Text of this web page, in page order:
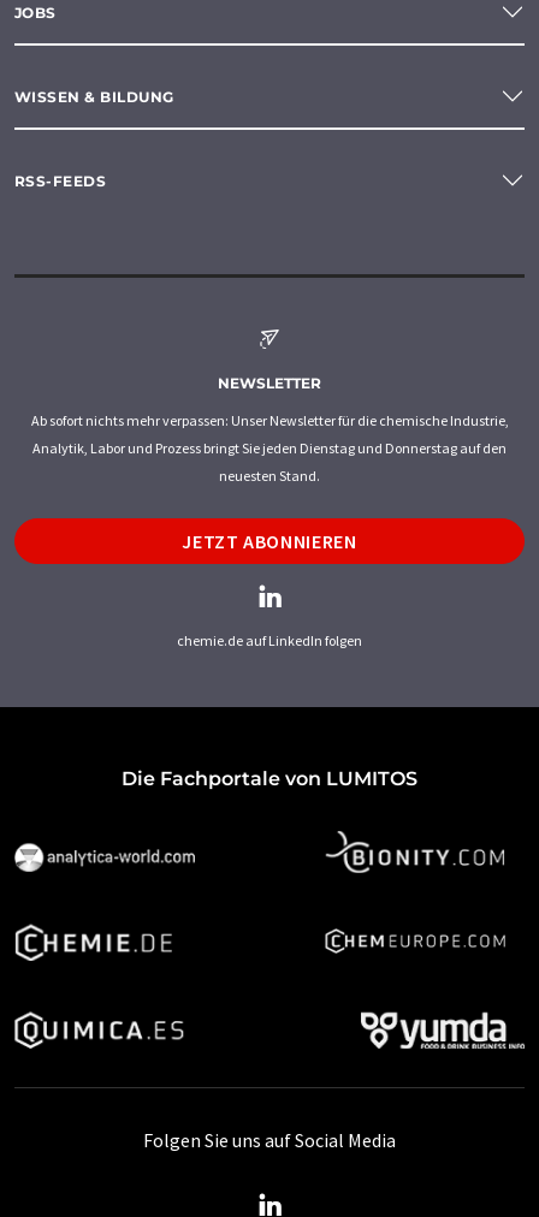
JOBS
WISSEN & BILDUNG
RSS-FEEDS
NEWSLETTER
Ab sofort nichts mehr verpassen: Unser Newsletter für die chemische Industrie,
Analytik, Labor und Prozess bringt Sie jeden Dienstag und Donnerstag auf den
neuesten Stand.
JETZT ABONNIEREN
chemie.de auf LinkedIn folgen
Die Fachportale von LUMITOS
Folgen Sie uns auf Social Media